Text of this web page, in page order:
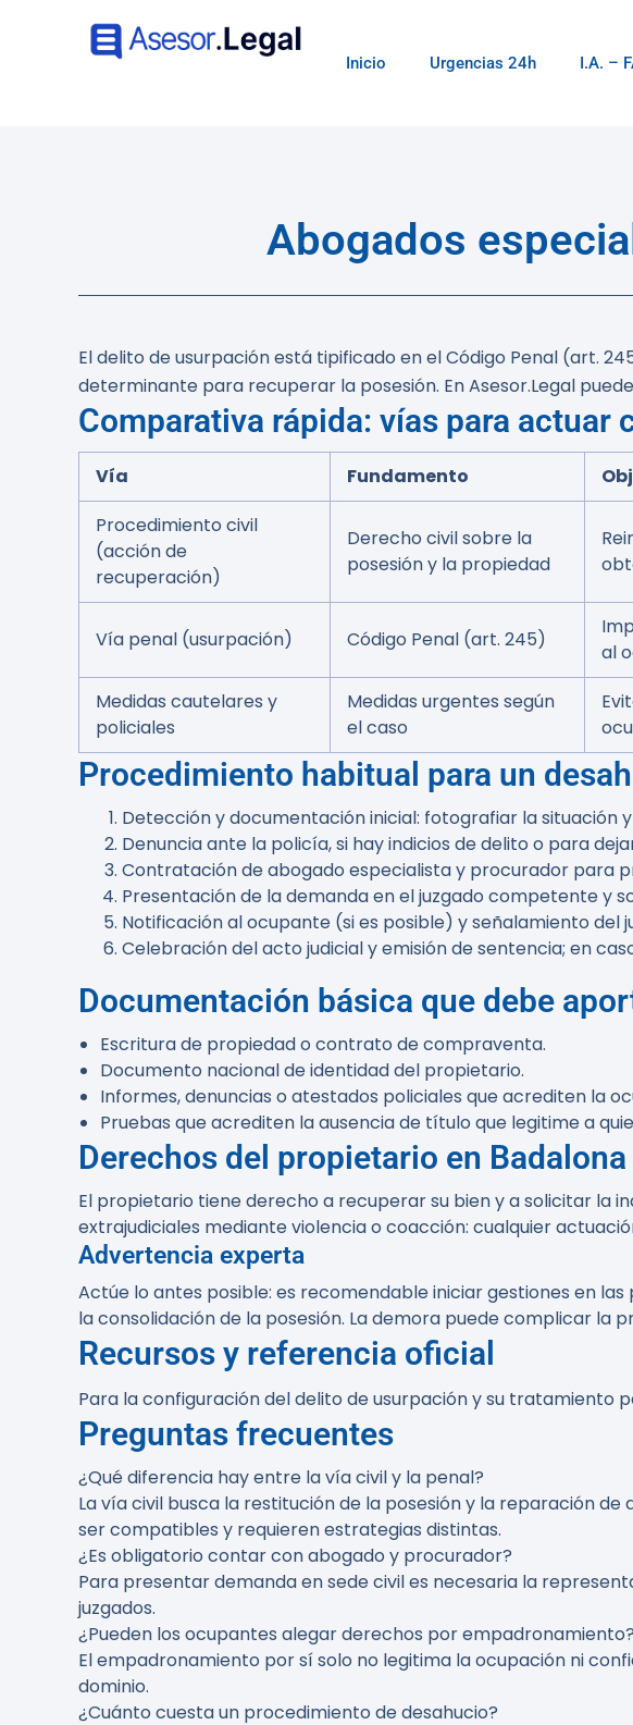
Inicio Urgencias 24h I.A. –
Abogados
El delito de usurpación está tipificado en el Código Penal (art.
determinante para recuperar la posesión. En Asesor.Legal
Comparativa rápida: vías para actuar
Vía Fundamento
Procedimiento civil
(acción de
recuperación)
Derecho civil sobre la
posesión y la propiedad
Vía penal (usurpación) Código Penal (art. 245)
al
Medidas cautelares y
policiales
Medidas urgentes según
el caso
Procedimiento habitual para un
Detección y documentación inicial: fotografiar la
Denuncia ante la policía, si hay indicios de delito o para
Contratación de abogado especialista y procurador para
Presentación de la demanda en el juzgado competente y
Notificación al ocupante (si es posible) y señalamiento del
Celebración del acto judicial y emisión de sentencia; en
Documentación básica que debe
Escritura de propiedad o contrato de compraventa.
Documento nacional de identidad del propietario.
Informes, denuncias o atestados policiales que acrediten la
Pruebas que acrediten la ausencia de título que legitime a
Derechos del propietario en Badalona
El propietario tiene derecho a recuperar su bien y a solicitar la
extrajudiciales mediante violencia o coacción: cualquier
Advertencia experta
Actúe lo antes posible: es recomendable iniciar gestiones en
la consolidación de la posesión. La demora puede complicar la
Recursos y referencia oficial
Para la configuración del delito de usurpación y su tratamiento
Preguntas frecuentes
¿Qué diferencia hay entre la vía civil y la penal?
La vía civil busca la restitución de la posesión y la reparación
ser compatibles y requieren estrategias distintas.
¿Es obligatorio contar con abogado y procurador?
Para presentar demanda en sede civil es necesaria la
juzgados.
¿Pueden los ocupantes alegar derechos por empadronamiento?
El empadronamiento por sí solo no legitima la ocupación ni
dominio.
¿Cuánto cuesta un procedimiento de desahucio?